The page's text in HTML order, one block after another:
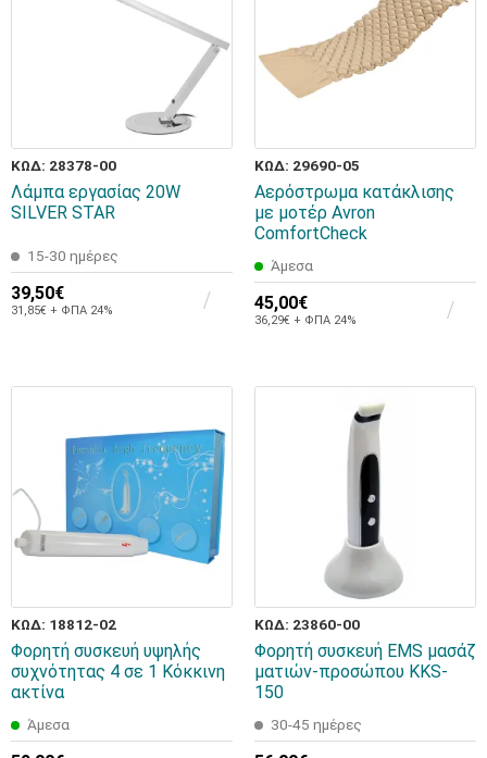
ΚΩΔ: 28378-00
Λάμπα εργασίας 20W
SILVER STAR
15-30 ημέρες
39,50€
31,85€ + ΦΠΑ 24%
ΚΩΔ: 29690-05
Αερόστρωμα κατάκλισης
με μοτέρ Avron
ComfortCheck
Άμεσα
45,00€
36,29€ + ΦΠΑ 24%
ΚΩΔ: 18812-02
Φορητή συσκευή υψηλής
συχνότητας 4 σε 1 Κόκκινη
ακτίνα
Άμεσα
ΚΩΔ: 23860-00
Φορητή συσκευή EMS μασάζ
ματιών-προσώπου KKS-
150
30-45 ημέρες